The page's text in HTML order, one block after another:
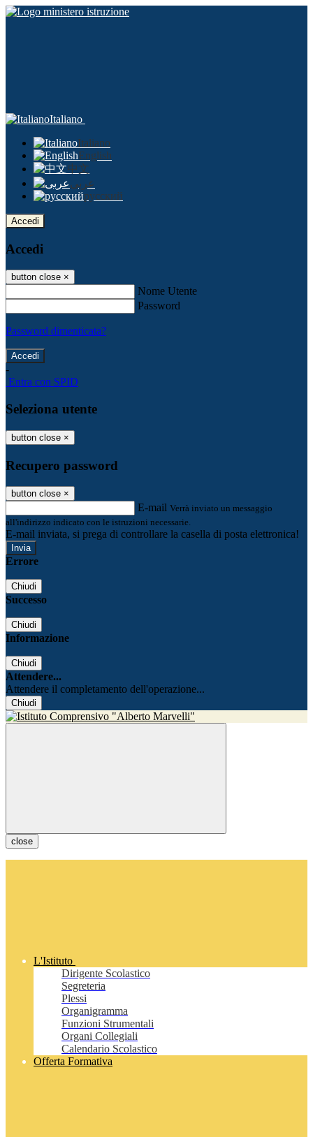
Italiano
Italiano
English
中文
عربى
русский
Accedi
Accedi
button close ×
Nome Utente
Password
Password dimenticata?
-
Entra con SPID
Seleziona utente
button close ×
Recupero password
button close ×
E-mail Verrà inviato un messaggio
all'indirizzo indicato con le istruzioni necessarie.
E-mail inviata, si prega di controllare la casella di posta elettronica!
Errore
Chiudi
Successo
Chiudi
Informazione
Chiudi
Attendere...
Attendere il completamento dell'operazione...
Chiudi
close
L'Istituto
Dirigente Scolastico
Segreteria
Plessi
Organigramma
Funzioni Strumentali
Organi Collegiali
Calendario Scolastico
Offerta Formativa